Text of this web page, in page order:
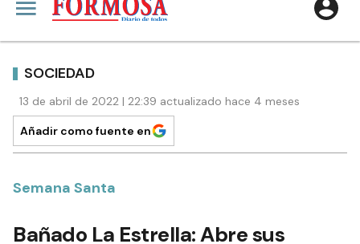
SOCIEDAD
13 de abril de 2022 | 22:39 actualizado hace 4 meses
Añadir como fuente en
Semana Santa
Bañado La Estrella: Abre sus